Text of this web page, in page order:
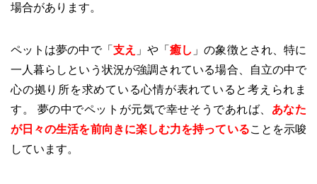
場合があります。
ペットは夢の中で「 支え 」や「癒し 」の象徴とされ、特に
一人暮らしという状況が強調されている場合、自立の中で
心の拠り所を求めている心情が表れていると考えられま
す。 夢の中でペットが元気で幸せそうであれば、 あなた
が日々の生活を前向きに楽しむ力を持っていることを示唆
しています。